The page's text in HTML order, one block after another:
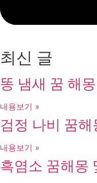
최신 글
똥 냄새 꿈 해
내용보기 »
검정 나비 꿈해
내용보기 »
흑염소 꿈해몽